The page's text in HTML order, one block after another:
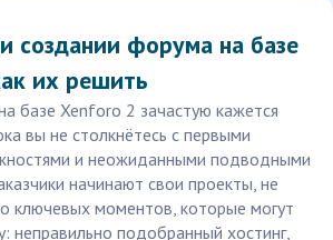
создании форума на базе
их решить
базе Xenforo 2 зачастую кажется
вы не столкнётесь с первыми
и неожиданными подводными
начинают свои проекты, не
ключевых моментов, которые могут
неправильно подобранный хостинг,